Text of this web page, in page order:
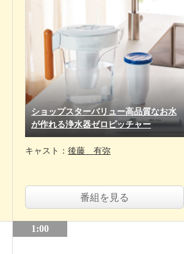
ショップスターバリュー高品質なお水
が作れる浄水器ゼロピッチャー
キャスト： 後藤 有弥
番組を見る
1:00